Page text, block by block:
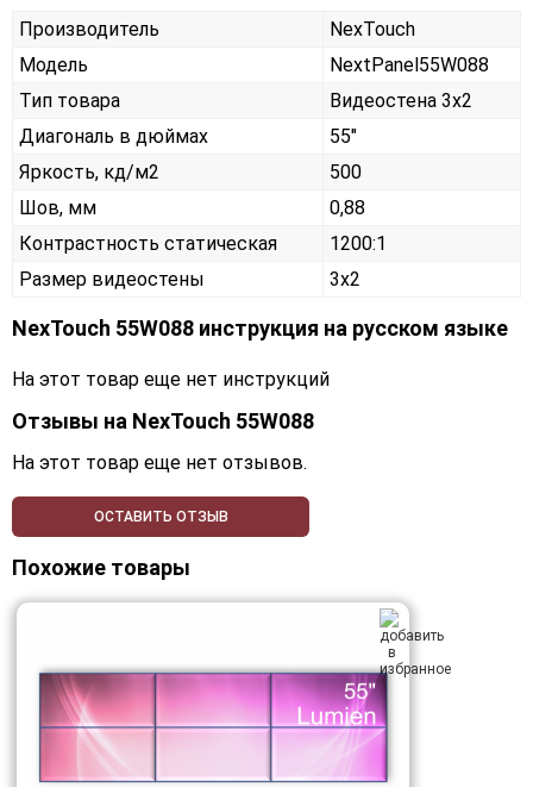
Производитель
NexTouch
Модель
NextPanel55W088
Тип товара
Видеостена 3х2
Диагональ в дюймах
55"
Яркость, кд/м2
500
Шов, мм
0,88
Контрастность статическая
1200:1
Размер видеостены
3x2
NexTouch 55W088 инструкция на русском языке
На этот товар еще нет инструкций
Отзывы на NexTouch 55W088
На этот товар еще нет отзывов.
ОСТАВИТЬ ОТЗЫВ
Похожие товары